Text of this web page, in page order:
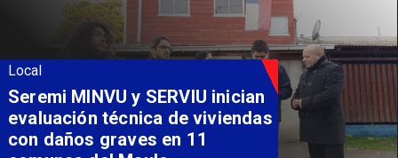
Local
Fondo Orasmi entrega apoyo a
familia de Romeral para
costear alimentación
especializada de niño con